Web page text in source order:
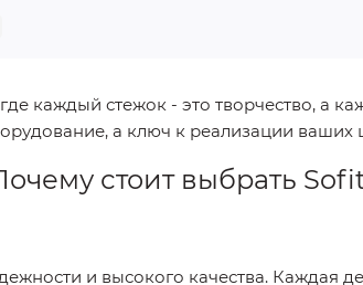
каждый стежок - это творчество, а
а ключ к реализации
стоит выбрать
и высокого качества. Каждая